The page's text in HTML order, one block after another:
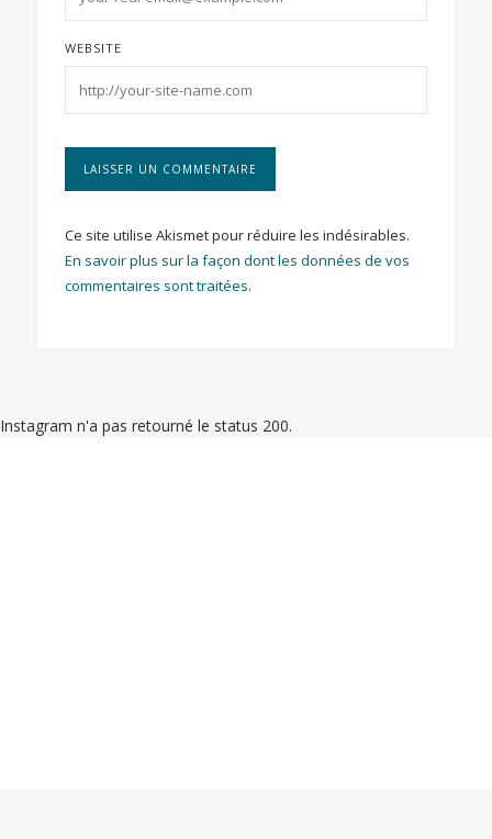
WEBSITE
Ce site utilise Akismet pour réduire les indésirables.
En savoir plus sur la façon dont les données de vos
commentaires sont traitées.
Instagram n'a pas retourné le status 200.